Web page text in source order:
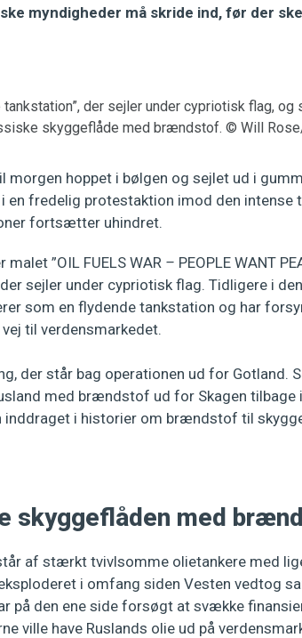
myndigheder må skride ind, før der
der sejler under cypriotisk flag, og
skyggeflåde med brændstof. © Will
morgen hoppet i bølgen og sejlet ud i
en fredelig protestaktion imod den intense
fortsætter uhindret.
”OIL FUELS WAR – PEOPLE WANT
sejler under cypriotisk flag. Tidligere i
som en flydende tankstation og har
til verdensmarkedet.
der står bag operationen ud for Gotland.
med brændstof ud for Skagen tilbage
inddraget i historier om brændstof til
skyggeflåden med
af stærkt tvivlsomme olietankere med
i omfang siden Vesten vedtog
på den ene side forsøgt at svække
ville have Ruslands olie ud på